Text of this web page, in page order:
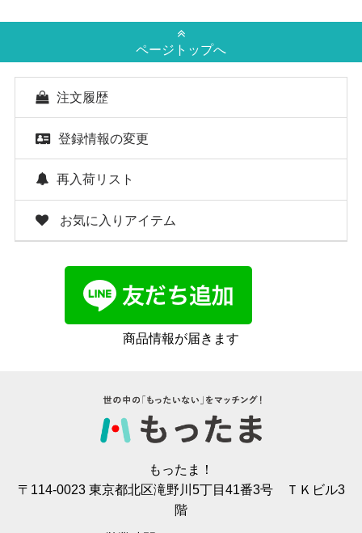
ページトップへ
注文履歴
登録情報の変更
再入荷リスト
お気に入りアイテム
商品情報が届きます
もったま！
〒114-0023 東京都北区滝野川5丁目41番3号 ＴＫビル3
階